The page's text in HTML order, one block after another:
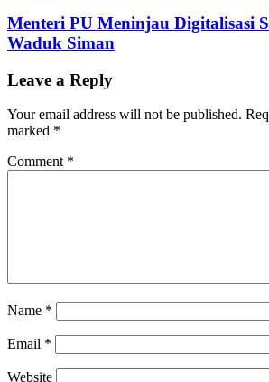
Menteri PU Meninjau Digitalisasi
Waduk Siman
Leave a Reply
Your email address will not be published.
marked *
Comment *
Name *
Email *
Website